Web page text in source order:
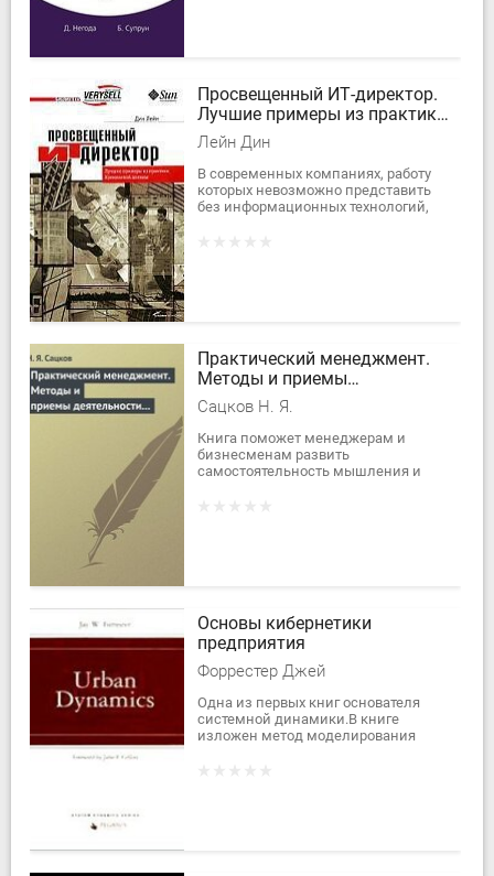
Просвещенный ИТ-директор.
Лучшие примеры из практики
Кремниевой долины
Лейн Дин
В современных компаниях, работу
которых невозможно представить
без информационных технологий,
Практический менеджмент.
Методы и приемы
деятельности руководителя
Сацков Н. Я.
Книга поможет менеджерам и
бизнесменам развить
самостоятельность мышления и
Основы кибернетики
предприятия
Форрестер Джей
Одна из первых книг основателя
системной динамики.В книге
изложен метод моделирования